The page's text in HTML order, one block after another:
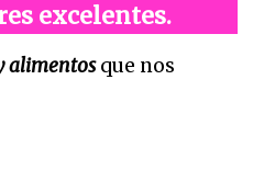
excelentes.
alimentos que nos